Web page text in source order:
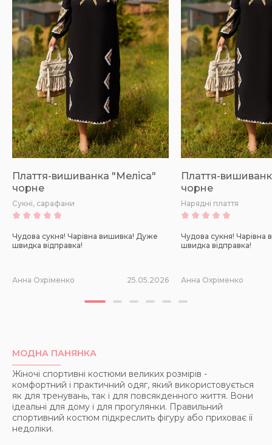
Плаття-вишиванка "Меліса"
чорне
Сукні, сарафани
Чудова сукня! Чарівна вишивка! Дуже
швидка відправка!
Анна Охріменко 25.05.2026
Плаття-
чорне
Нарядні плаття
Чудова сукня!
швидка відправка!
Анна Охріменко
МОДНА ПАНЯНКА
Жіночі спортивні костюми великих розмірів -
комфортний і практичний одяг, який використовується
як для тренувань, так і для повсякденного життя. Вони
ідеальні для дому і для прогулянки. Правильний
спортивний костюм підкреслить фігуру або приховає її
недоліки.